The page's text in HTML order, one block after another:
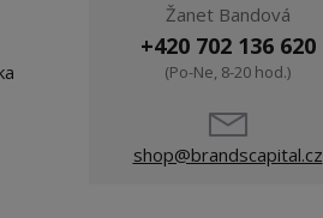
Žanet Bandová
+420 702 136 620
(Po-Ne, 8-20 hod.)
shop@brandscapital.cz